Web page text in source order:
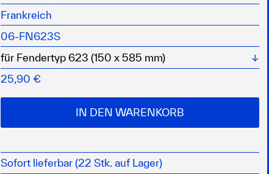
Frankreich
06-FN623S
25,90 €
IN DEN WARENKORB
Sofort lieferbar (22 Stk. auf Lager)